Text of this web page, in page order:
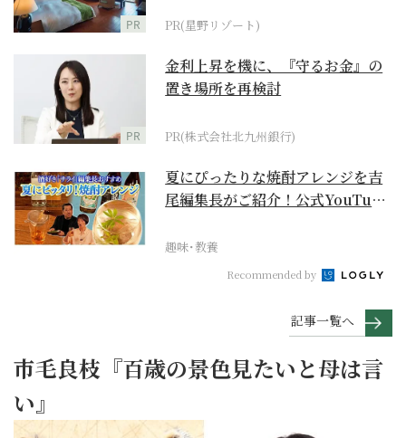
PR PR(星野リゾート)
PR
金利上昇を機に、『守るお金』の
置き場所を再検討
PR(株式会社北九州銀行)
夏にぴったりな焼酎アレンジを吉
尾編集長がご紹介！公式YouTube
趣味･教養
Recommended by
記事一覧へ
市毛良枝『百歳の景色見たいと母は言
い』